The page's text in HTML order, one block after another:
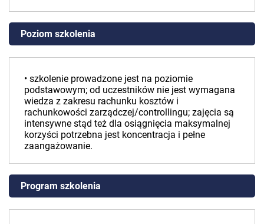
Poziom szkolenia
• szkolenie prowadzone jest na poziomie
podstawowym; od uczestników nie jest wymagana
wiedza z zakresu rachunku kosztów i
rachunkowości zarządczej/controllingu; zajęcia są
intensywne stąd też dla osiągnięcia maksymalnej
korzyści potrzebna jest koncentracja i pełne
zaangażowanie.
Program szkolenia